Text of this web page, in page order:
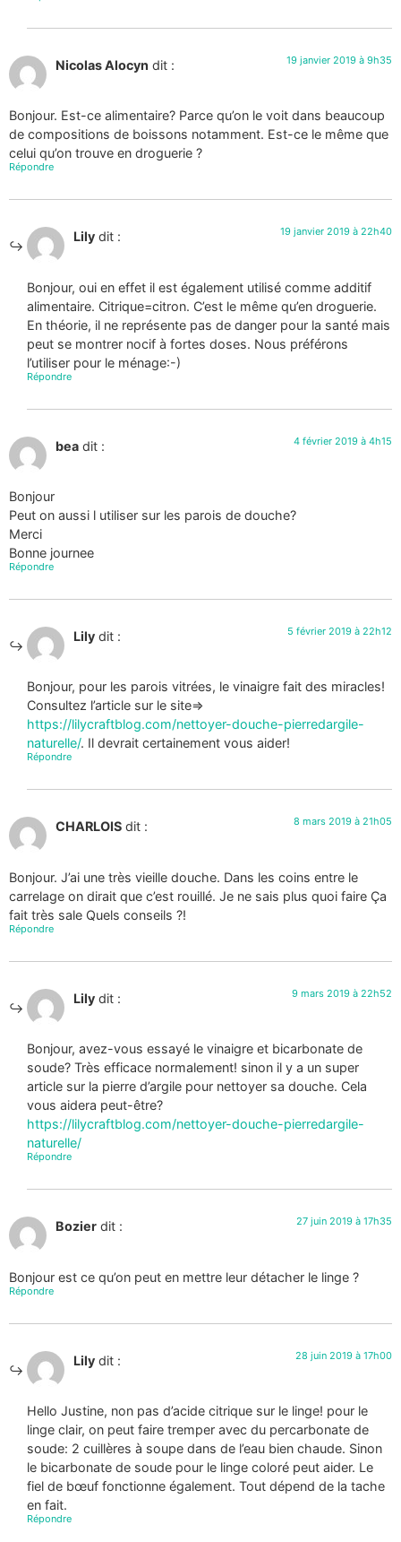
Nicolas Alocyn dit : 19 janvier 2019 à 9h35
Bonjour. Est-ce alimentaire? Parce qu’on le voit dans beaucoup
de compositions de boissons notamment. Est-ce le même que
celui qu’on trouve en droguerie ?
Répondre
Lily dit : 19 janvier 2019 à 22h40
Bonjour, oui en effet il est également utilisé comme additif
alimentaire. Citrique=citron. C’est le même qu’en droguerie.
En théorie, il ne représente pas de danger pour la santé mais
peut se montrer nocif à fortes doses. Nous préférons
l’utiliser pour le ménage:-)
Répondre
bea dit : 4 février 2019 à 4h15
Bonjour
Peut on aussi l utiliser sur les parois de douche?
Merci
Bonne journee
Répondre
Lily dit : 5 février 2019 à 22h12
Bonjour, pour les parois vitrées, le vinaigre fait des miracles!
Consultez l’article sur le site=>
https://lilycraftblog.com/nettoyer-douche-pierredargile-
naturelle/. Il devrait certainement vous aider!
Répondre
CHARLOIS dit : 8 mars 2019 à 21h05
Bonjour. J’ai une très vieille douche. Dans les coins entre le
carrelage on dirait que c’est rouillé. Je ne sais plus quoi faire Ça
fait très sale Quels conseils ?!
Répondre
Lily dit : 9 mars 2019 à 22h52
Bonjour, avez-vous essayé le vinaigre et bicarbonate de
soude? Très efficace normalement! sinon il y a un super
article sur la pierre d’argile pour nettoyer sa douche. Cela
vous aidera peut-être?
https://lilycraftblog.com/nettoyer-douche-pierredargile-
naturelle/
Répondre
Bozier dit : 27 juin 2019 à 17h35
Bonjour est ce qu’on peut en mettre leur détacher le linge ?
Répondre
Lily dit : 28 juin 2019 à 17h00
Hello Justine, non pas d’acide citrique sur le linge! pour le
linge clair, on peut faire tremper avec du percarbonate de
soude: 2 cuillères à soupe dans de l’eau bien chaude. Sinon
le bicarbonate de soude pour le linge coloré peut aider. Le
fiel de bœuf fonctionne également. Tout dépend de la tache
en fait.
Répondre